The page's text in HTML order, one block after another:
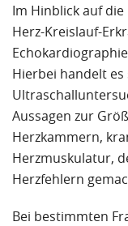
Im Hinblick auf
Herz-Kreislauf-
Hierbei handelt
Aussagen zur
Herzkammern,
Herzmuskulatur,
Herzfehlern
Bei bestimmten